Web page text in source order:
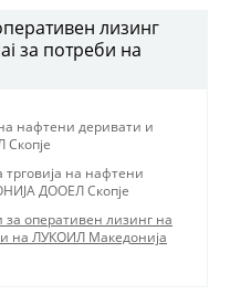
лизинг
за потреби на
нафтени деривати и
Скопjе
трговиjа на нафтени
ДООЕЛ Скопjе
оперативен лизинг на
на ЛУКОИЛ Македонија